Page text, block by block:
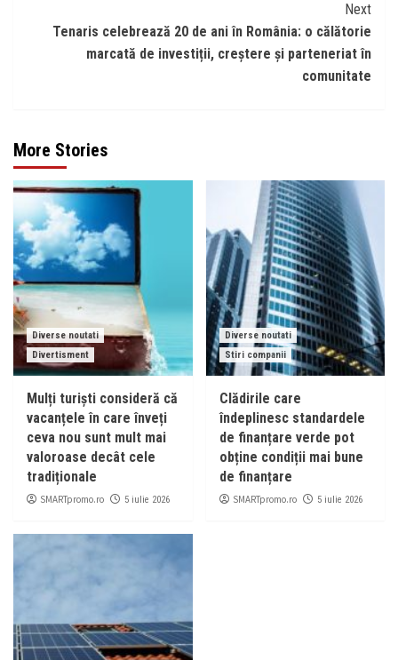
Next
Tenaris celebrează 20 de ani în România: o călătorie
marcată de investiții, creștere și parteneriat în
comunitate
More Stories
Diverse noutati
Divertisment
Mulți turiști consideră că
vacanțele în care înveți
ceva nou sunt mult mai
valoroase decât cele
tradiționale
SMARTpromo.ro 5 iulie 2026
Diverse noutati
Stiri companii
Clădirile care
îndeplinesc standardele
de finanțare verde pot
obține condiții mai bune
de finanțare
SMARTpromo.ro 5 iulie 2026